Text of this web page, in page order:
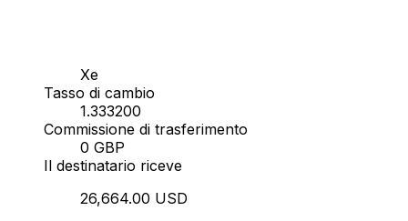
Xe
Tasso di cambio
1.333200
Commissione di trasferimento
0 GBP
Il destinatario riceve
26,664.00 USD